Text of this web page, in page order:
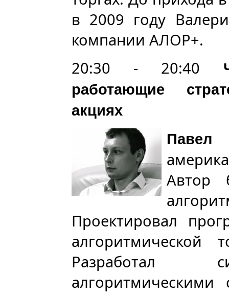
в 2009 году
компании АЛОР+.
20:30 - 20:40
работающие
акциях
Павел
Автор
Проектировал
алгоритмической
Разработал
алгоритмическими